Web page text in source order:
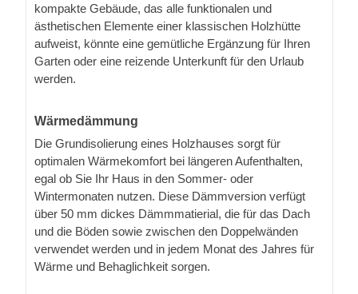
kompakte Gebäude, das alle funktionalen und
ästhetischen Elemente einer klassischen Holzhütte
aufweist, könnte eine gemütliche Ergänzung für Ihren
Garten oder eine reizende Unterkunft für den Urlaub
werden.
Wärmedämmung
Die Grundisolierung eines Holzhauses sorgt für
optimalen Wärmekomfort bei längeren Aufenthalten,
egal ob Sie Ihr Haus in den Sommer- oder
Wintermonaten nutzen. Diese Dämmversion verfügt
über 50 mm dickes Dämmmatierial, die für das Dach
und die Böden sowie zwischen den Doppelwänden
verwendet werden und in jedem Monat des Jahres für
Wärme und Behaglichkeit sorgen.